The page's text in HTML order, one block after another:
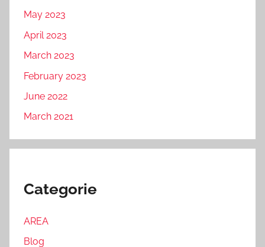
May 2023
April 2023
March 2023
February 2023
June 2022
March 2021
Categorie
AREA
Blog